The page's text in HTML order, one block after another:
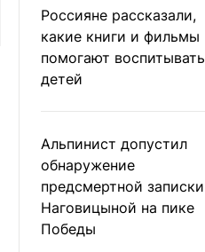
Россияне рассказали,
какие книги и фильмы
помогают воспитывать
детей
Альпинист допустил
обнаружение
предсмертной записки
Наговицыной на пике
Победы